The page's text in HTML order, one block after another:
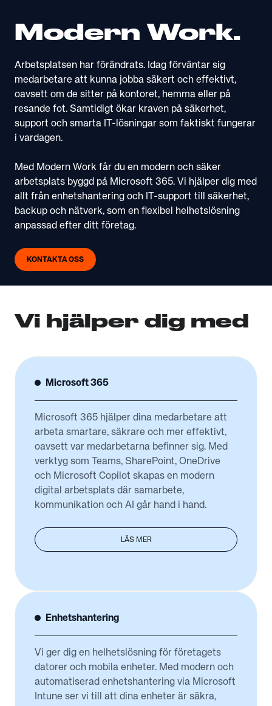
Modern Work.
Arbetsplatsen har förändrats. Idag förväntar sig
medarbetare att kunna jobba säkert och effektivt,
oavsett om de sitter på kontoret, hemma eller på
resande fot. Samtidigt ökar kraven på säkerhet,
support och smarta IT-lösningar som faktiskt fungerar
i vardagen.
Med Modern Work får du en modern och säker
arbetsplats byggd på Microsoft 365. Vi hjälper dig med
allt från enhetshantering och IT-support till säkerhet,
backup och nätverk, som en flexibel helhetslösning
anpassad efter ditt företag.
KONTAKTA OSS
Vi hjälper dig med
Microsoft 365
Microsoft 365 hjälper dina medarbetare att
arbeta smartare, säkrare och mer effektivt,
oavsett var medarbetarna befinner sig. Med
verktyg som Teams, SharePoint, OneDrive
och Microsoft Copilot skapas en modern
digital arbetsplats där samarbete,
kommunikation och AI går hand i hand.
LÄS MER
Enhetshantering
Vi ger dig en helhetslösning för företagets
datorer och mobila enheter. Med modern och
automatiserad enhetshantering via Microsoft
Intune ser vi till att dina enheter är säkra,